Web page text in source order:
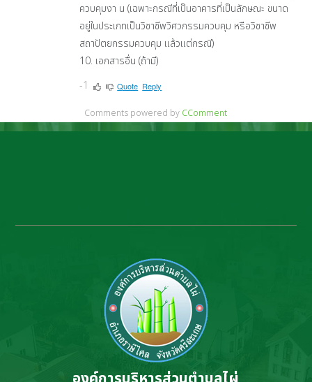
ควบคุมงา น (เฉพาะกรณีที่เป็นอาคารที่เป็นลักษณะ ขนาด
อยู่ในประเภทเป็นวิชาชีพวิศวกรรมควบคุม หรือวิชาชีพ
สถาปัตยกรรมควบคุม แล้วแต่กรณี)
10. เอกสารอื่น (ถ้ามี)
-1
Quote Reply
Comments powered by CComment